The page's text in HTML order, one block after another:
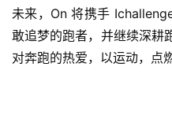
未来，On 将携手
敢追梦的跑者，并继续深耕
对奔跑的热爱，以运动，点